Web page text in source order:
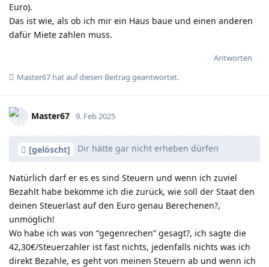
Euro).
Das ist wie, als ob ich mir ein Haus baue und einen anderen
dafür Miete zahlen muss.
Antworten
Master67 hatauf diesen Beitrag geantwortet.
Master67 9. Feb 2025
[gelöscht] Dir hätte gar nicht erheben dürfen
Natürlich darf er es es sind Steuern und wenn ich zuviel
Bezahlt habe bekomme ich die zurück, wie soll der Staat den
deinen Steuerlast auf den Euro genau Berechenen?,
unmöglich!
Wo habe ich was von “gegenrechen” gesagt?, ich sagte die
42,30€/Steuerzahler ist fast nichts, jedenfalls nichts was ich
direkt Bezahle, es geht von meinen Steuern ab und wenn ich